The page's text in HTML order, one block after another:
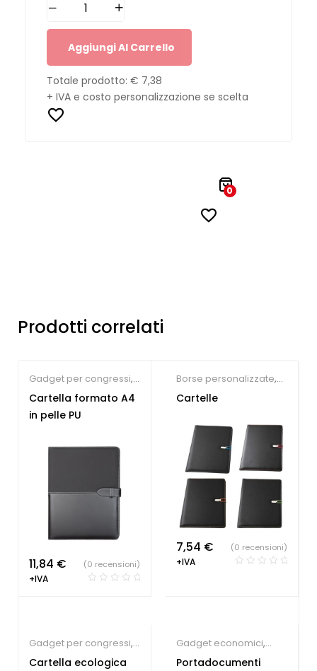
Aggiungi Al Carrello
Totale prodotto: € 7,38
+ IVA e costo personalizzazione se scelta
0
Prodotti correlati
Gadget per congressi,
Portablocchi
Cartella formato A4
in pelle PU
11,84 €
+IVA
(0 recensioni)
Borse personalizzate,
Gadget per congressi
Cartelle
7,54 €
+IVA
(0 recensioni)
Gadget per congressi,
Portablocchi
Cartella ecologica
Gadget economici,
Portablocchi
Portadocumenti